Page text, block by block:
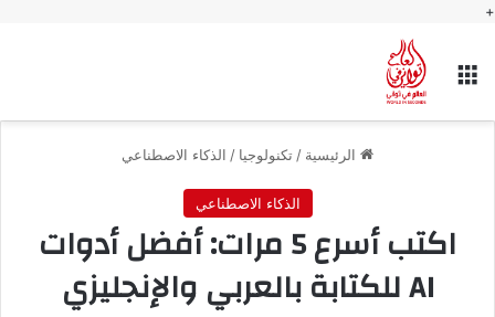
+
القائمة
الرئيسية / تكنولوجيا / الذكاء الاصطناعي
الذكاء الاصطناعي
اكتب أسرع 5 مرات: أفضل أدوات
AI للكتابة بالعربي والإنجليزي